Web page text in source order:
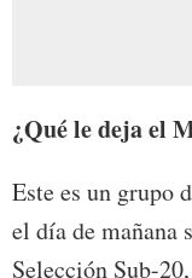
¿Qué le deja el
Este es un grupo
el día de mañana
Selección Sub-